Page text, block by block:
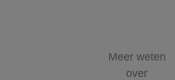
Meer weten
over